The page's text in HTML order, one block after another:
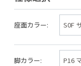
座面カラー:
脚カラー: